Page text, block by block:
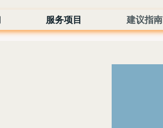
服务项目 建议指南